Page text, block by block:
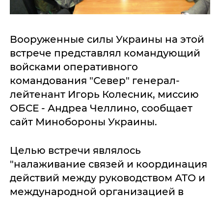
Вооруженные силы Украины на этой
встрече представлял командующий
войсками оперативного
командования "Север" генерал-
лейтенант Игорь Колесник, миссию
ОБСЕ - Андреа Челлино, сообщает
сайт Минобороны Украины.
Целью встречи являлось
"налаживание связей и координация
действий между руководством АТО и
международной организацией в